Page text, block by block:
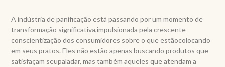
A indústria de panificação está passando por um momento de
transformação significativa,impulsionada pela crescente
conscientização dos consumidores sobre o que estãocolocando
em seus pratos. Eles não estão apenas buscando produtos que
satisfaçam seupaladar, mas também aqueles que atendam a